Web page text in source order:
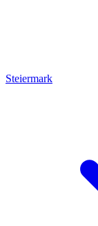
Steiermark